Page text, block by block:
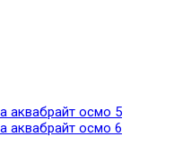
аквабрайт осмо 5
аквабрайт осмо 6